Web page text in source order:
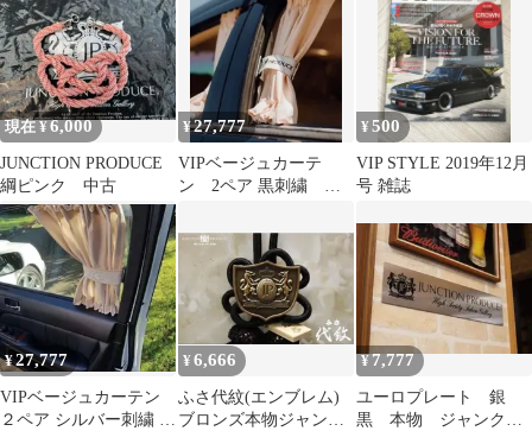
現在 ¥6,000
JUNCTION PRODUCE
綱ピンク 中古
¥27,777
VIPベージュカーテ
ン 2ペア 黒刺繍 本
デュース
¥500
VIP STYLE 2019年12月
号 雑誌
¥27,777
VIPベージュカーテン
２ペア シルバー刺繍 本
¥6,666
ふさ代紋(エンブレム)
ブロンズ本物ジャンク
¥7,777
ユーロプレート 銀
黒 本物 ジャンクシ